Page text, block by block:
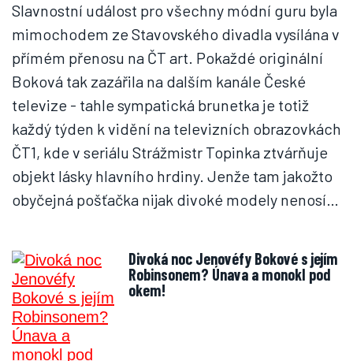
Slavnostní událost pro všechny módní guru byla
mimochodem ze Stavovského divadla vysílána v
přímém přenosu na ČT art. Pokaždé originální
Boková tak zazářila na dalším kanále České
televize - tahle sympatická brunetka je totiž
každý týden k vidění na televizních obrazovkách
ČT1, kde v seriálu Strážmistr Topinka ztvárňuje
objekt lásky hlavního hrdiny. Jenže tam jakožto
obyčejná pošťačka nijak divoké modely nenosí…
Divoká noc Jenovéfy Bokové s jejím
Robinsonem? Únava a monokl pod
okem!